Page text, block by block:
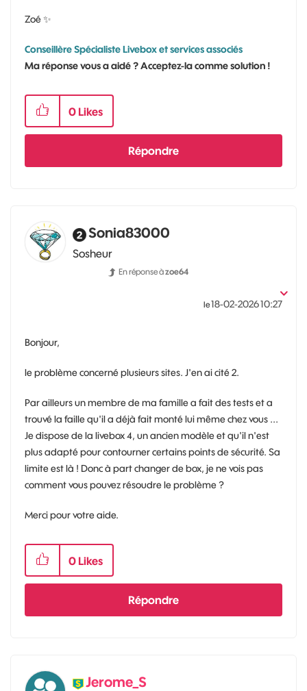
Zoé✨
Conseillère Spécialiste Livebox et services associés
Ma réponse vous a aidé ? Acceptez-la comme solution !
0 Likes
Répondre
Sonia83000
Sosheur
En réponse àzoe64
le‎18-02-202610:27
Bonjour,
le problème concerné plusieurs sites. J'en ai cité 2.
Par ailleurs un membre de ma famille a fait des tests et a
trouvé la faille qu'il a déjà fait monté lui même chez vous ...
Je dispose de la livebox 4, un ancien modèle et qu'il n'est
plus adapté pour contourner certains points de sécurité. Sa
limite est là ! Donc à part changer de box, je ne vois pas
comment vous pouvez résoudre le problème ?
Merci pour votre aide.
0 Likes
Répondre
Jerome_S